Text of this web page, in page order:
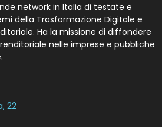
network in Italia di testate e
della Trasformazione Digitale e
Ha la missione di diffondere
nelle imprese e pubbliche
22